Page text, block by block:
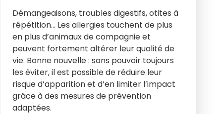
Démangeaisons, troubles digestifs, otites à
répétition… Les allergies touchent de plus
en plus d’animaux de compagnie et
peuvent fortement altérer leur qualité de
vie. Bonne nouvelle : sans pouvoir toujours
les éviter, il est possible de réduire leur
risque d’apparition et d’en limiter l’impact
grâce à des mesures de prévention
adaptées.